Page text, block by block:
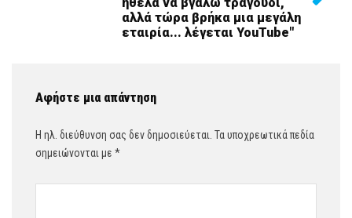
αλλά τώρα βρήκα μια μεγάλη
εταιρία... λέγεται YouTube"
Αφήστε μια απάντηση
Η ηλ. διεύθυνση σας δεν δημοσιεύεται. Τα υποχρεωτικά πεδία
σημειώνονται με *